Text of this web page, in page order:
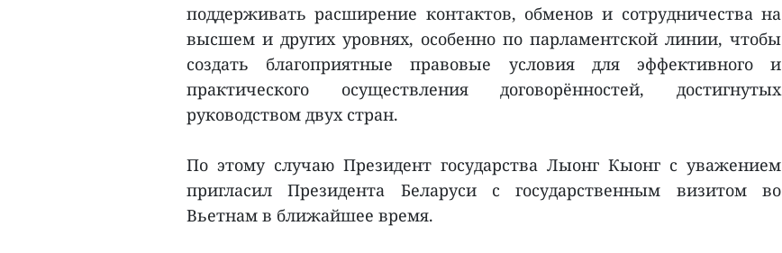
поддерживать расширение контактов, обменов и сотрудничества на
высшем и других уровнях, особенно по парламентской линии, чтобы
создать благоприятные правовые условия для эффективного и
практического осуществления договорённостей, достигнутых
руководством двух стран.
По этому случаю Президент государства Лыонг Кыонг с уважением
пригласил Президента Беларуси с государственным визитом во
Вьетнам в ближайшее время.